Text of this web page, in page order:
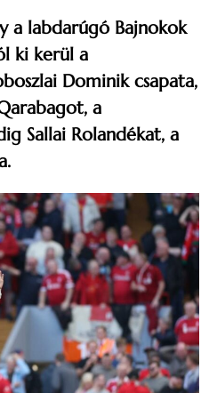
a labdarúgó Bajnokok
ki kerül a
Dominik csapata,
a
Sallai Rolandékat, a